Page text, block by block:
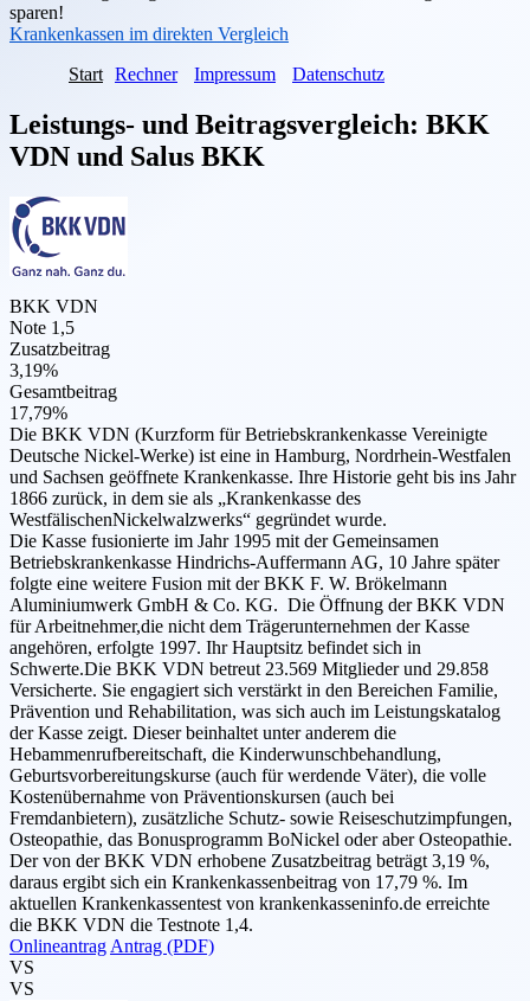
sparen!
Krankenkassen im direkten Vergleich
Start Rechner Impressum Datenschutz
Leistungs- und Beitragsvergleich: BKK
VDN und Salus BKK
BKK VDN
Note 1,5
Zusatzbeitrag
3,19%
Gesamtbeitrag
17,79%
Die BKK VDN (Kurzform für Betriebskrankenkasse Vereinigte
Deutsche Nickel-Werke) ist eine in Hamburg, Nordrhein-Westfalen
und Sachsen geöffnete Krankenkasse. Ihre Historie geht bis ins Jahr
1866 zurück, in dem sie als „Krankenkasse des
WestfälischenNickelwalzwerks“ gegründet wurde.
Die Kasse fusionierte im Jahr 1995 mit der Gemeinsamen
Betriebskrankenkasse Hindrichs-Auffermann AG, 10 Jahre später
folgte eine weitere Fusion mit der BKK F. W. Brökelmann
Aluminiumwerk GmbH & Co. KG. Die Öffnung der BKK VDN
für Arbeitnehmer,die nicht dem Trägerunternehmen der Kasse
angehören, erfolgte 1997. Ihr Hauptsitz befindet sich in
Schwerte.Die BKK VDN betreut 23.569 Mitglieder und 29.858
Versicherte. Sie engagiert sich verstärkt in den Bereichen Familie,
Prävention und Rehabilitation, was sich auch im Leistungskatalog
der Kasse zeigt. Dieser beinhaltet unter anderem die
Hebammenrufbereitschaft, die Kinderwunschbehandlung,
Geburtsvorbereitungskurse (auch für werdende Väter), die volle
Kostenübernahme von Präventionskursen (auch bei
Fremdanbietern), zusätzliche Schutz- sowie Reiseschutzimpfungen,
Osteopathie, das Bonusprogramm BoNickel oder aber Osteopathie.
Der von der BKK VDN erhobene Zusatzbeitrag beträgt 3,19 %,
daraus ergibt sich ein Krankenkassenbeitrag von 17,79 %. Im
aktuellen Krankenkassentest von krankenkasseninfo.de erreichte
die BKK VDN die Testnote 1,4.
Onlineantrag Antrag (PDF)
VS
VS